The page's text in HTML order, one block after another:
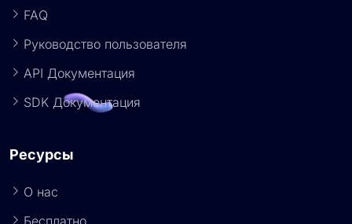
FAQ
Руководство пользователя
API Документация
SDK Документация
Ресурсы
О нас
Бесплатно